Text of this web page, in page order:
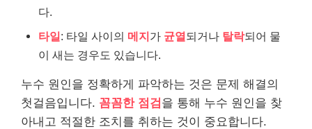
다.
타일: 타일 사이의 메지가 균열 되거나 탈락되어 물
이 새는 경우도 있습니다.
누수 원인을 정확하게 파악하는 것은 문제 해결의
첫걸음입니다. 꼼꼼한 점검 을 통해 누수 원인을 찾
아내고 적절한 조치를 취하는 것이 중요합니다.